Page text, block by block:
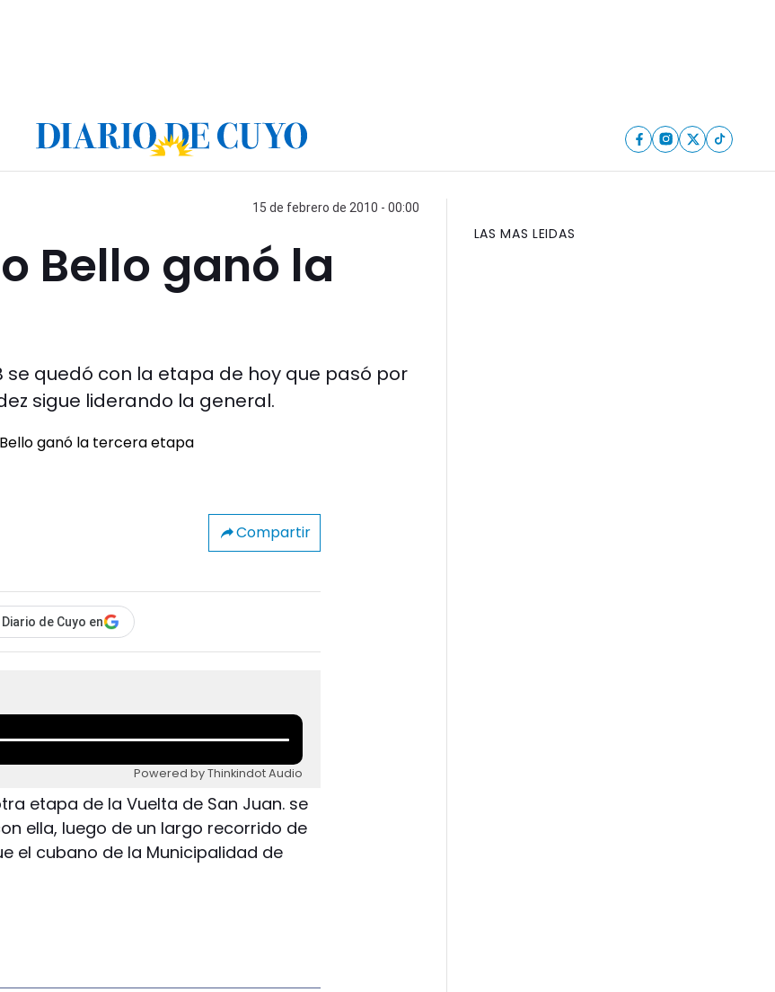
15 de febrero de 2010 - 00:00
Bello ganó la
se quedó con la etapa de hoy que pasó por
sigue liderando la general.
Compartir
de Cuyo en
Powered by Thinkindot Audio
etapa de la Vuelta de San Juan. se
ella, luego de un largo recorrido de
el cubano de la Municipalidad de
LAS MAS LEIDAS